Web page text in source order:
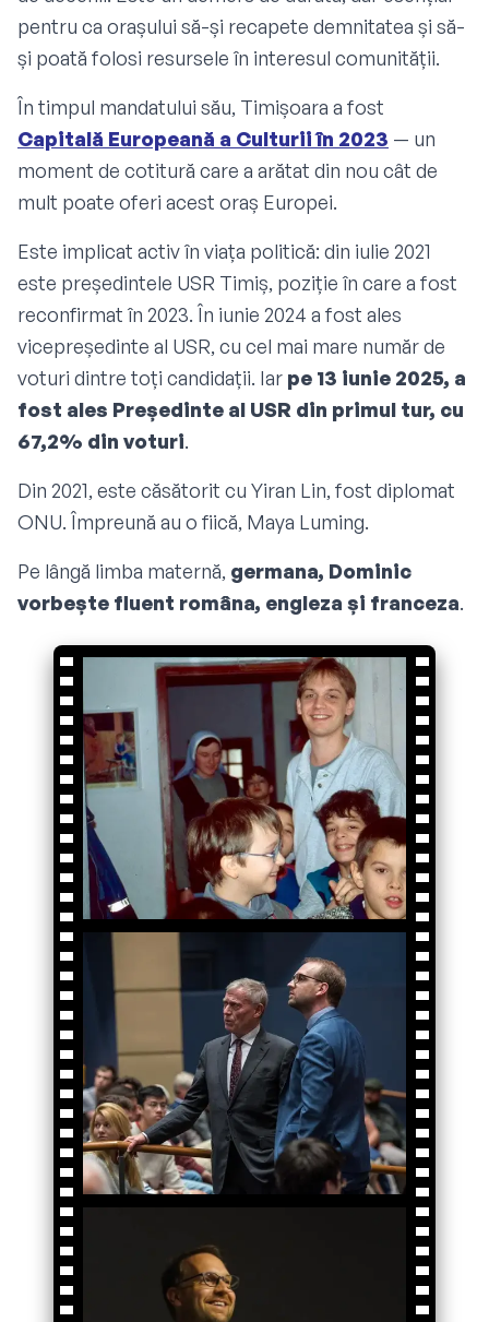
pentru ca orașului să-și recapete demnitatea și să-
și poată folosi resursele în interesul comunității.
În timpul mandatului său, Timișoara a fost
Capitală Europeană a Culturii în 2023 — un
moment de cotitură care a arătat din nou cât de
mult poate oferi acest oraș Europei.
Este implicat activ în viața politică: din iulie 2021
este președintele USR Timiș, poziție în care a fost
reconfirmat în 2023. În iunie 2024 a fost ales
vicepreședinte al USR, cu cel mai mare număr de
voturi dintre toți candidații. Iar pe 13 iunie 2025, a
fost ales Președinte al USR din primul tur, cu
67,2% din voturi.
Din 2021, este căsătorit cu Yiran Lin, fost diplomat
ONU. Împreună au o fiică, Maya Luming.
Pe lângă limba maternă, germana, Dominic
vorbește fluent româna, engleza și franceza.